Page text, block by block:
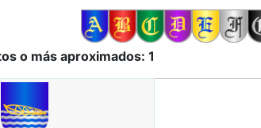
o más aproximados: 1